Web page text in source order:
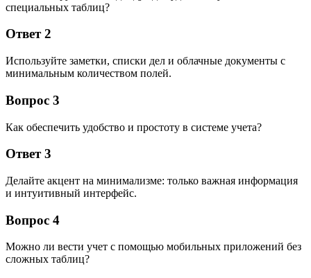
специальных таблиц?
Ответ 2
Используйте заметки, списки дел и облачные документы с
минимальным количеством полей.
Вопрос 3
Как обеспечить удобство и простоту в системе учета?
Ответ 3
Делайте акцент на минимализме: только важная информация
и интуитивный интерфейс.
Вопрос 4
Можно ли вести учет с помощью мобильных приложений без
сложных таблиц?